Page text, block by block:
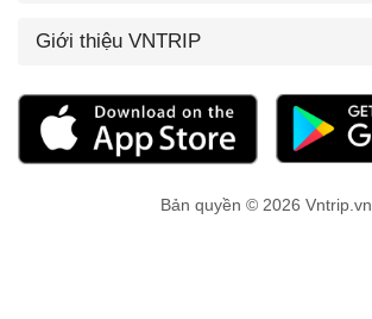
Giới thiệu VNTRIP
Bản quyền © 2026 Vntrip.vn